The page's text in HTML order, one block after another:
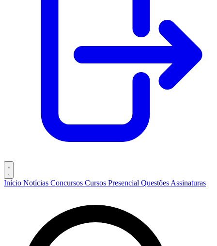
Início Notícias Concursos Cursos Presencial Questões Assinaturas